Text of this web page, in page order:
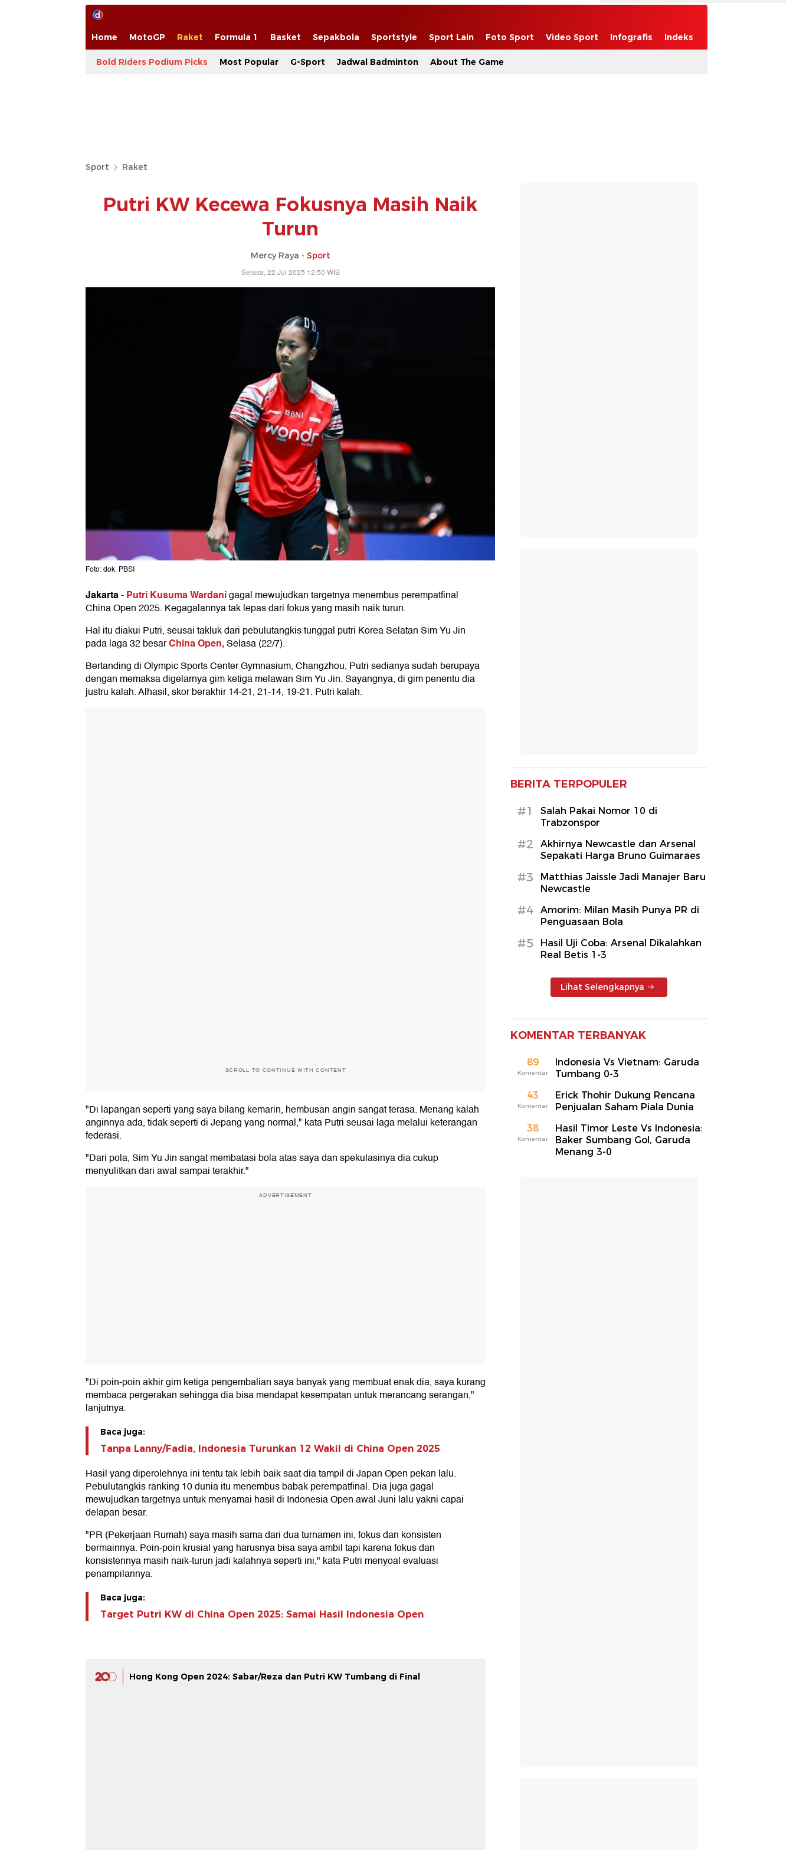
Home MotoGP Raket Formula 1 Basket Sepakbola Sportstyle Sport Lain Foto Sport Video Sport Infografis Indeks
Bold Riders Podium Picks Most Popular G-Sport Jadwal Badminton About The Game
Sport Raket
Putri KW Kecewa Fokusnya Masih Naik
Turun
Mercy Raya - Sport
Selasa, 22 Jul 2025 12:50 WIB
Foto: dok. PBSI
Jakarta-Putri Kusuma Wardanigagal mewujudkan targetnya menembus perempatfinal
China Open 2025. Kegagalannya tak lepas dari fokus yang masih naik turun.
Hal itu diakui Putri, seusai takluk dari pebulutangkis tunggal putri Korea Selatan Sim Yu Jin
pada laga 32 besarChina Open,Selasa (22/7).
Bertanding di Olympic Sports Center Gymnasium, Changzhou, Putri sedianya sudah berupaya
dengan memaksa digelarnya gim ketiga melawan Sim Yu Jin. Sayangnya, di gim penentu dia
justru kalah. Alhasil, skor berakhir 14-21, 21-14, 19-21. Putri kalah.
SCROLL TO CONTINUE WITH CONTENT
"Di lapangan seperti yang saya bilang kemarin, hembusan angin sangat terasa. Menang kalah
anginnya ada, tidak seperti di Jepang yang normal," kata Putri seusai laga melalui keterangan
federasi.
"Dari pola, Sim Yu Jin sangat membatasi bola atas saya dan spekulasinya dia cukup
menyulitkan dari awal sampai terakhir."
ADVERTISEMENT
"Di poin-poin akhir gim ketiga pengembalian saya banyak yang membuat enak dia, saya kurang
membaca pergerakan sehingga dia bisa mendapat kesempatan untuk merancang serangan,"
lanjutnya.
Baca juga:
Tanpa Lanny/Fadia, Indonesia Turunkan 12 Wakil di China Open 2025
Hasil yang diperolehnya ini tentu tak lebih baik saat dia tampil di Japan Open pekan lalu.
Pebulutangkis ranking 10 dunia itu menembus babak perempatfinal. Dia juga gagal
mewujudkan targetnya untuk menyamai hasil di Indonesia Open awal Juni lalu yakni capai
delapan besar.
"PR (Pekerjaan Rumah) saya masih sama dari dua turnamen ini, fokus dan konsisten
bermainnya. Poin-poin krusial yang harusnya bisa saya ambil tapi karena fokus dan
konsistennya masih naik-turun jadi kalahnya seperti ini," kata Putri menyoal evaluasi
penampilannya.
Baca juga:
Target Putri KW di China Open 2025: Samai Hasil Indonesia Open
Hong Kong Open 2024: Sabar/Reza dan Putri KW Tumbang di Final
BERITA TERPOPULER
#1
Salah Pakai Nomor 10 di
Trabzonspor
#2
Akhirnya Newcastle dan Arsenal
Sepakati Harga Bruno Guimaraes
#3
Matthias Jaissle Jadi Manajer Baru
Newcastle
#4
Amorim: Milan Masih Punya PR di
Penguasaan Bola
#5
Hasil Uji Coba: Arsenal Dikalahkan
Real Betis 1-3
Lihat Selengkapnya
KOMENTAR TERBANYAK
89
Komentar
Indonesia Vs Vietnam: Garuda
Tumbang 0-3
43
Komentar
Erick Thohir Dukung Rencana
Penjualan Saham Piala Dunia
38
Komentar
Hasil Timor Leste Vs Indonesia:
Baker Sumbang Gol, Garuda
Menang 3-0